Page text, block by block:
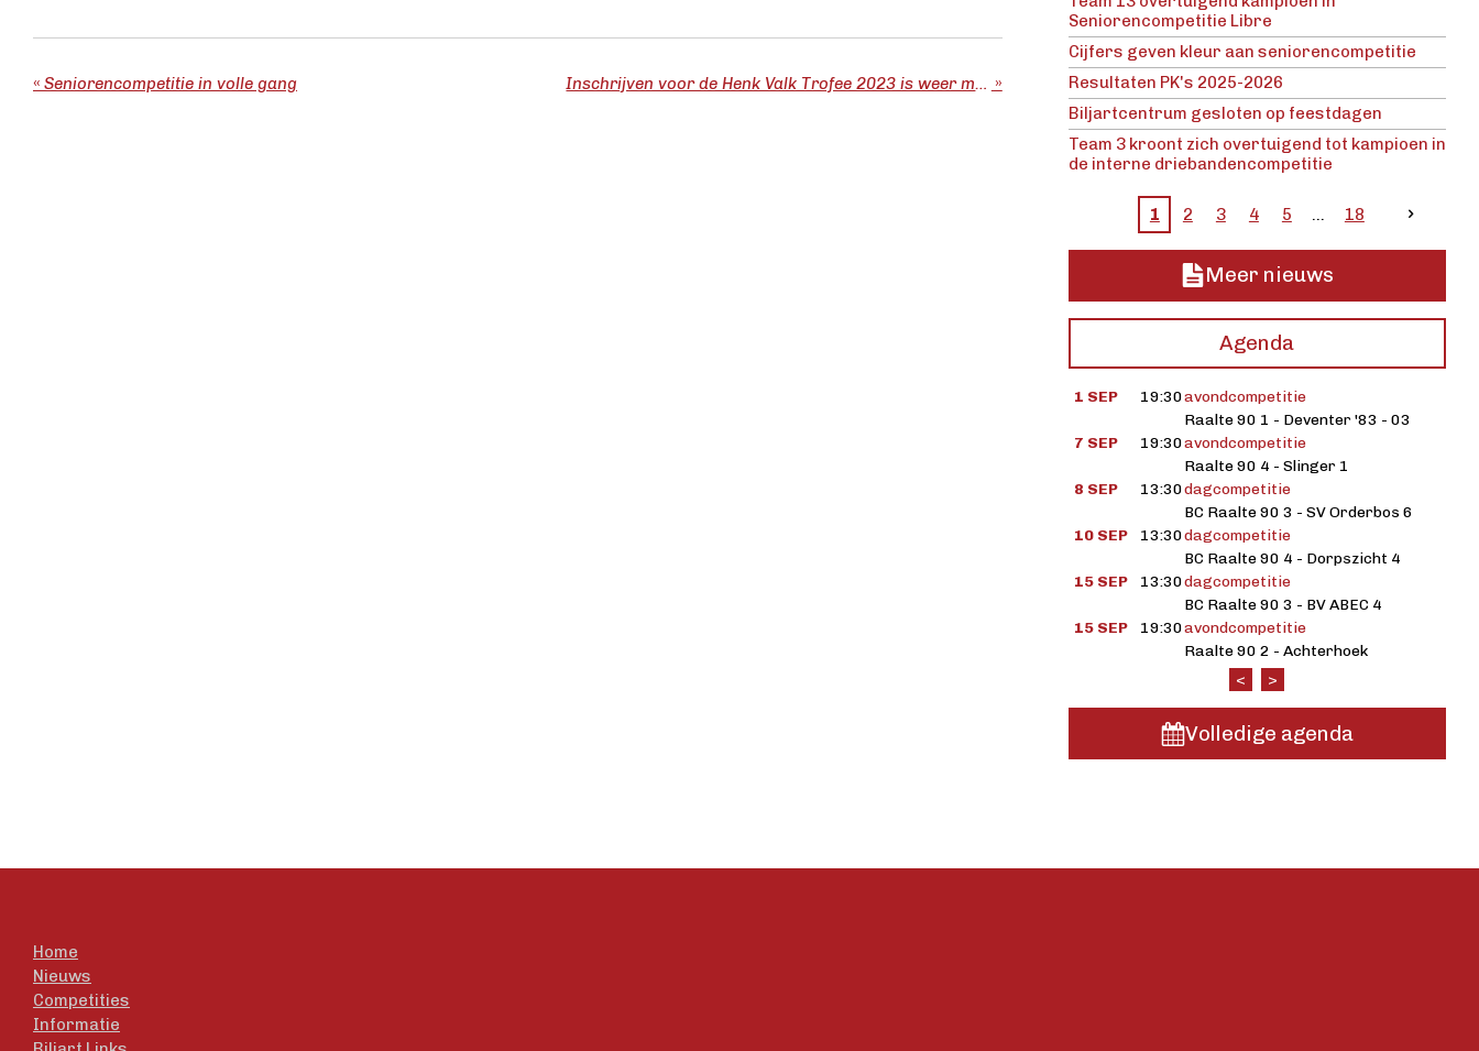
« Seniorencompetitie in volle gang Inschrijven voor de Henk Valk Trofee 2023 is weer mogelijk »
Seniorencompetitie Libre
Cijfers geven kleur aan seniorencompetitie
Resultaten PK's 2025-2026
Biljartcentrum gesloten op feestdagen
Team 3 kroont zich overtuigend tot kampioen in
de interne driebandencompetitie
1 2 3 4 5 18
Meer nieuws
Agenda
1 SEP 19:30avondcompetitie
Raalte 90 1 - Deventer '83 - 03
7 SEP
19:30avondcompetitie
Raalte 90 4 - Slinger 1
8 SEP
13:30dagcompetitie
BC Raalte 90 3 - SV Orderbos 6
10 SEP
13:30dagcompetitie
BC Raalte 90 4 - Dorpszicht 4
15 SEP
13:30dagcompetitie
BC Raalte 90 3 - BV ABEC 4
15 SEP
19:30avondcompetitie
Raalte 90 2 - Achterhoek
<
>
Volledige agenda
Home
Nieuws
Competities
Informatie